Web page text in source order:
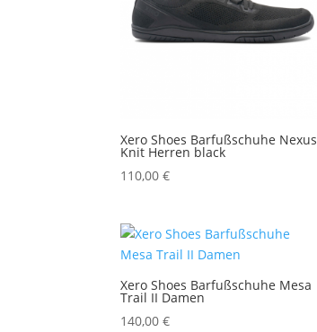
Xero Shoes Barfußschuhe Nexus
Knit Herren black
110,00€
Xero Shoes Barfußschuhe Mesa
Trail II Damen
140,00€